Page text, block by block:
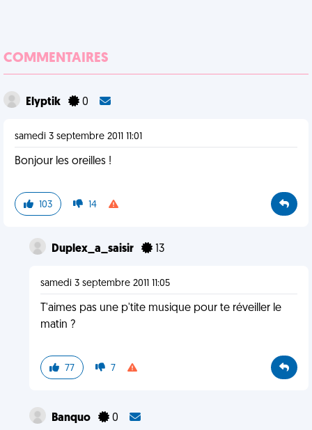
COMMENTAIRES
Elyptik 0
samedi 3 septembre 2011 11:01
Bonjour les oreilles !
103 14
Duplex_a_saisir 13
samedi 3 septembre 2011 11:05
T'aimes pas une p'tite musique pour te réveiller le
matin ?
77 7
Banquo 0